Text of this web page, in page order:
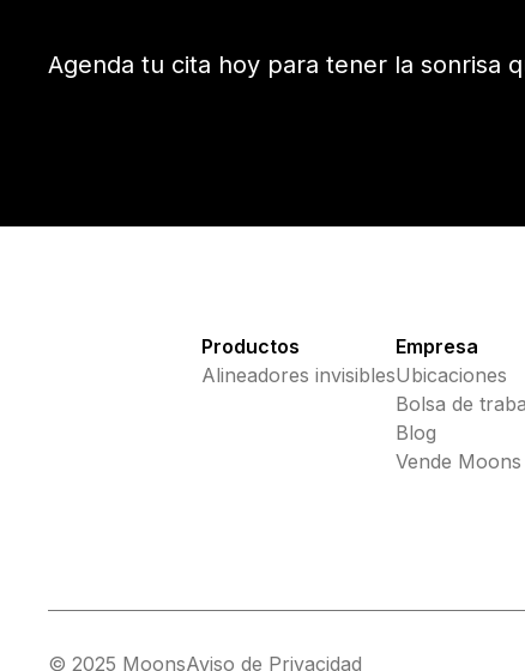
Agenda tu cita hoy para tener la sonrisa
Productos
Alineadores invisibles
Empresa
Ubicaciones
Bolsa de
Blog
Vende
© 2025 MoonsAviso de Privacidad